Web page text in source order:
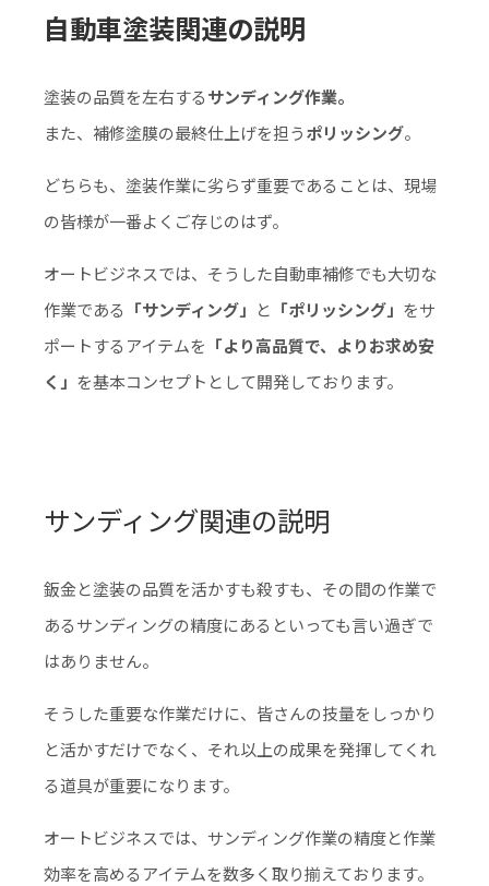
自動車塗装関連の説明
塗装の品質を左右するサンディング作業。
また、補修塗膜の最終仕上げを担うポリッシング。
どちらも、塗装作業に劣らず重要であることは、現場
の皆様が一番よくご存じのはず。
オートビジネスでは、そうした自動車補修でも大切な
作業である 「サンディング」 と 「ポリッシング」 をサ
ポートするアイテムを 「より高品質で、よりお求め安
く」 を基本コンセプトとして開発しております。
サンディング関連の説明
鈑金と塗装の品質を活かすも殺すも、その間の作業で
あるサンディングの精度にあるといっても言い過ぎで
はありません。
そうした重要な作業だけに、皆さんの技量をしっかり
と活かすだけでなく、それ以上の成果を発揮してくれ
る道具が重要になります。
オートビジネスでは、サンディング作業の精度と作業
効率を高めるアイテムを数多く取り揃えております。